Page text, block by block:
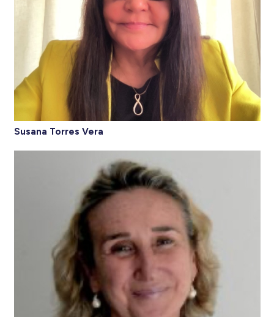
Susana Torres Vera